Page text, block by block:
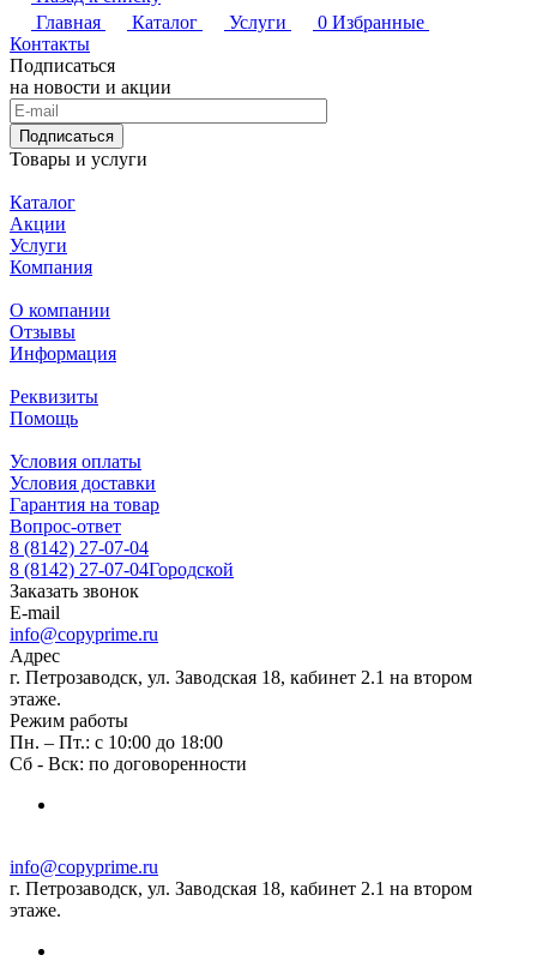
Главная
Каталог Услуги 0 Избранные
Контакты
Подписаться
на новости и акции
Подписаться
Товары и услуги
Каталог
Акции
Услуги
Компания
О компании
Отзывы
Информация
Реквизиты
Помощь
Условия оплаты
Условия доставки
Гарантия на товар
Вопрос-ответ
8 (8142) 27-07-04
8 (8142) 27-07-04Городской
Заказать звонок
E-mail
info@copyprime.ru
Адрес
г. Петрозаводск, ул. Заводская 18, кабинет 2.1 на втором
этаже.
Режим работы
Пн. – Пт.: с 10:00 до 18:00
Сб - Вск: по договоренности
info@copyprime.ru
г. Петрозаводск, ул. Заводская 18, кабинет 2.1 на втором
этаже.